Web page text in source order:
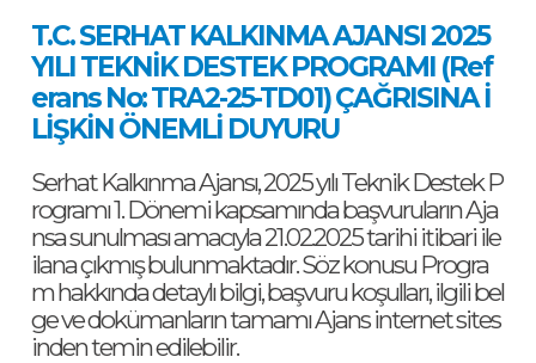
T.C. SERHAT KALKINMA AJANSI 2025
YILI TEKNİK DESTEK PROGRAMI (Ref
erans No: TRA2-25-TD01) ÇAĞRISINA İ
LİŞKİN ÖNEMLİ DUYURU
Serhat Kalkınma Ajansı, 2025 yılı Teknik Destek P
rogramı 1. Dönemi kapsamında başvuruların Aja
nsa sunulması amacıyla 21.02.2025 tarihi itibari ile
ilana çıkmış bulunmaktadır. Söz konusu Progra
m hakkında detaylı bilgi, başvuru koşulları, ilgili bel
ge ve dokümanların tamamı Ajans internet sites
inden temin edilebilir.